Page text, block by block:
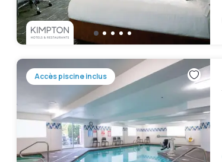
Accès piscine inclus